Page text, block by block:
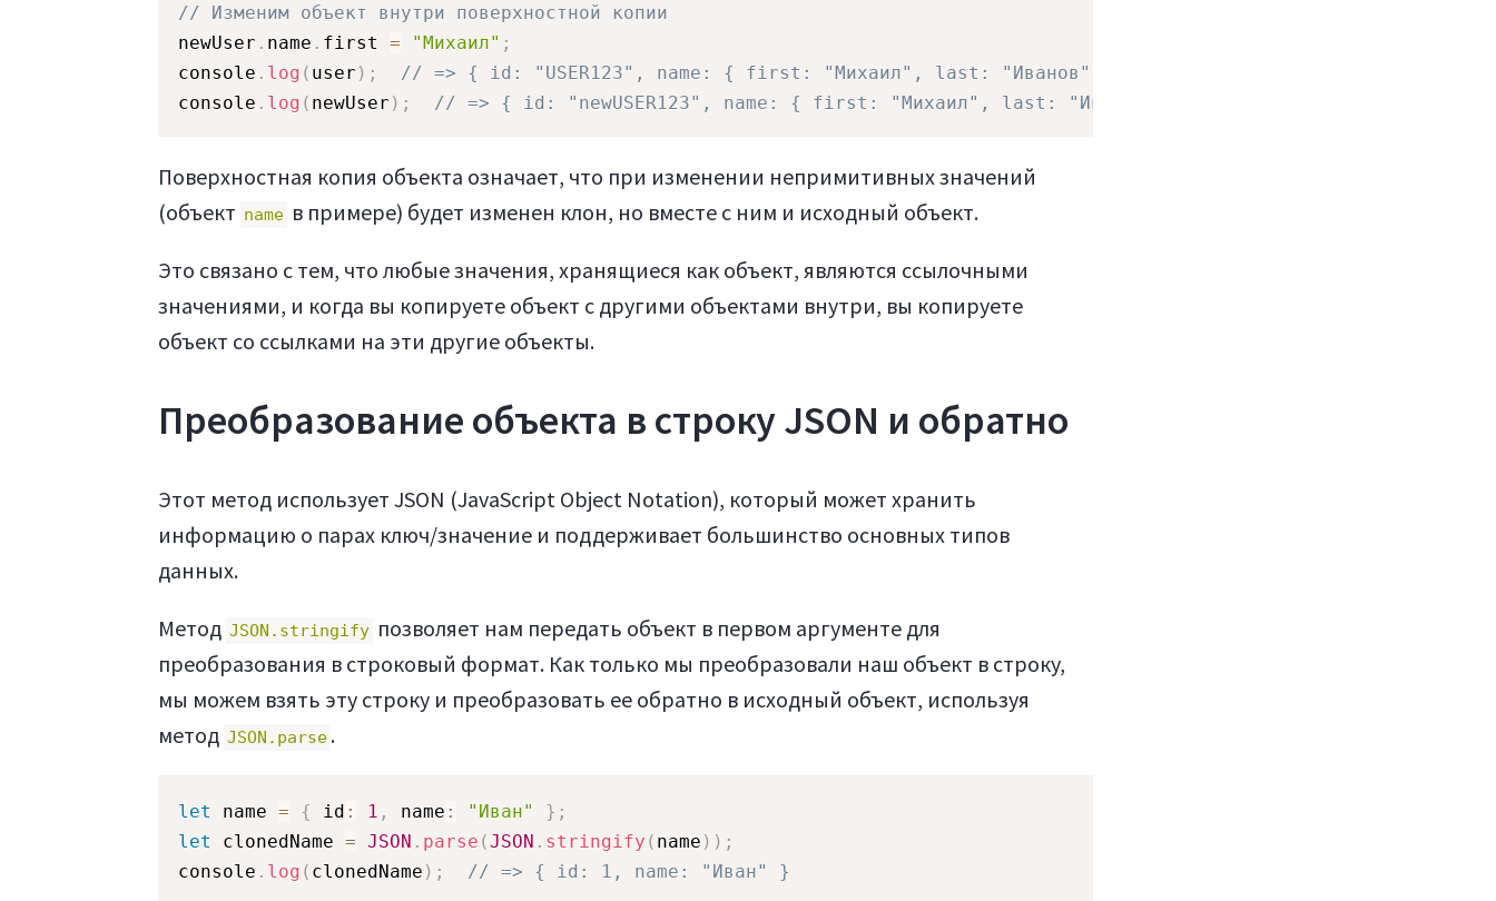
// Изменим объект внутри поверхностной копии
newUser . name . first = "Михаил" ;
console . log ( user ) ;
// => { id: "USER123", name: { first: "Михаил", last: "Иванов" } }
console . log ( newUser ) ; // => { id: "newUSER123", name: { first: "Михаил", last: "Иванов" } }
Поверхностная копия объекта означает, что при изменении непримитивных значений
(объект name в примере) будет изменен клон, но вместе с ним и исходный объект.
Это связано с тем, что любые значения, хранящиеся как объект, являются ссылочными
значениями, и когда вы копируете объект с другими объектами внутри, вы копируете
объект со ссылками на эти другие объекты.
Преобразование объекта в строку JSON и обратно
Этот метод использует JSON (JavaScript Object Notation), который может хранить
информацию о парах ключ/значение и поддерживает большинство основных типов
данных.
Метод JSON.stringify позволяет нам передать объект в первом аргументе для
преобразования в строковый формат. Как только мы преобразовали наш объект в строку,
мы можем взять эту строку и преобразовать ее обратно в исходный объект, используя
метод JSON.parse .
let name = { id : 1 , name : "Иван" } ;
let
clonedName = JSON . parse (JSON . stringify ( name ) ) ;
console . log ( clonedName ) ; // => { id: 1, name: "Иван" }